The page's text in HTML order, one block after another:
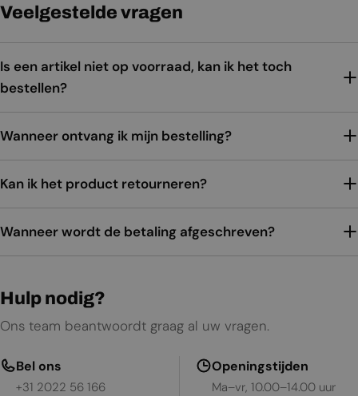
Veelgestelde vragen
Is een artikel niet op voorraad, kan ik het toch
bestellen?
Wanneer ontvang ik mijn bestelling?
Kan ik het product retourneren?
Wanneer wordt de betaling afgeschreven?
Hulp nodig?
Ons team beantwoordt graag al uw vragen.
Bel ons
+31 2022 56 166
Openingstijden
Ma–vr, 10.00–14.00 uur